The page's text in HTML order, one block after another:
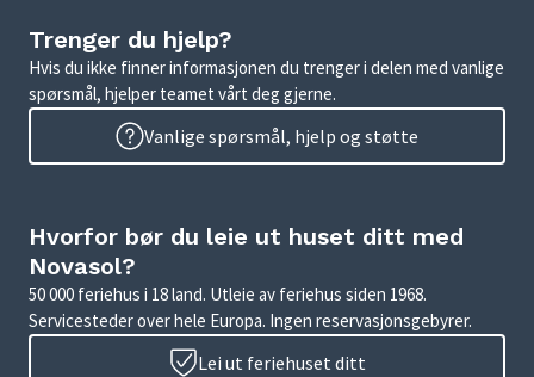
Trenger du hjelp?
Hvis du ikke finner informasjonen du trenger i delen med vanlige
spørsmål, hjelper teamet vårt deg gjerne.
Vanlige spørsmål, hjelp og støtte
Hvorfor bør du leie ut huset ditt med
Novasol?
50 000 feriehus i 18 land. Utleie av feriehus siden 1968.
Servicesteder over hele Europa. Ingen reservasjonsgebyrer.
Lei ut feriehuset ditt